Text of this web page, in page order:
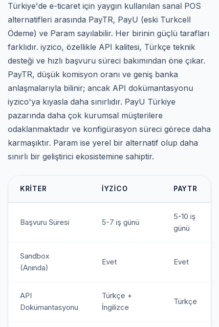
Türkiye'de e-ticaret için yaygın kullanılan sanal POS
alternatifleri arasında PayTR, PayU (eski Turkcell
Ödeme) ve Param sayılabilir. Her birinin güçlü tarafları
farklıdır. iyzico, özellikle API kalitesi, Türkçe teknik
desteği ve hızlı başvuru süreci bakımından öne çıkar.
PayTR, düşük komisyon oranı ve geniş banka
anlaşmalarıyla bilinir; ancak API dokümantasyonu
iyzico'ya kıyasla daha sınırlıdır. PayU Türkiye
pazarında daha çok kurumsal müşterilere
odaklanmaktadır ve konfigürasyon süreci görece daha
karmaşıktır. Param ise yerel bir alternatif olup daha
sınırlı bir geliştirici ekosistemine sahiptir.
KRITER IYZICO PAYTR
Başvuru Süresi 5-7 iş günü
5-10 iş
günü
Sandbox
(Anında)
Evet Evet
API
Dokümantasyonu
Türkçe +
İngilizce
Türkçe